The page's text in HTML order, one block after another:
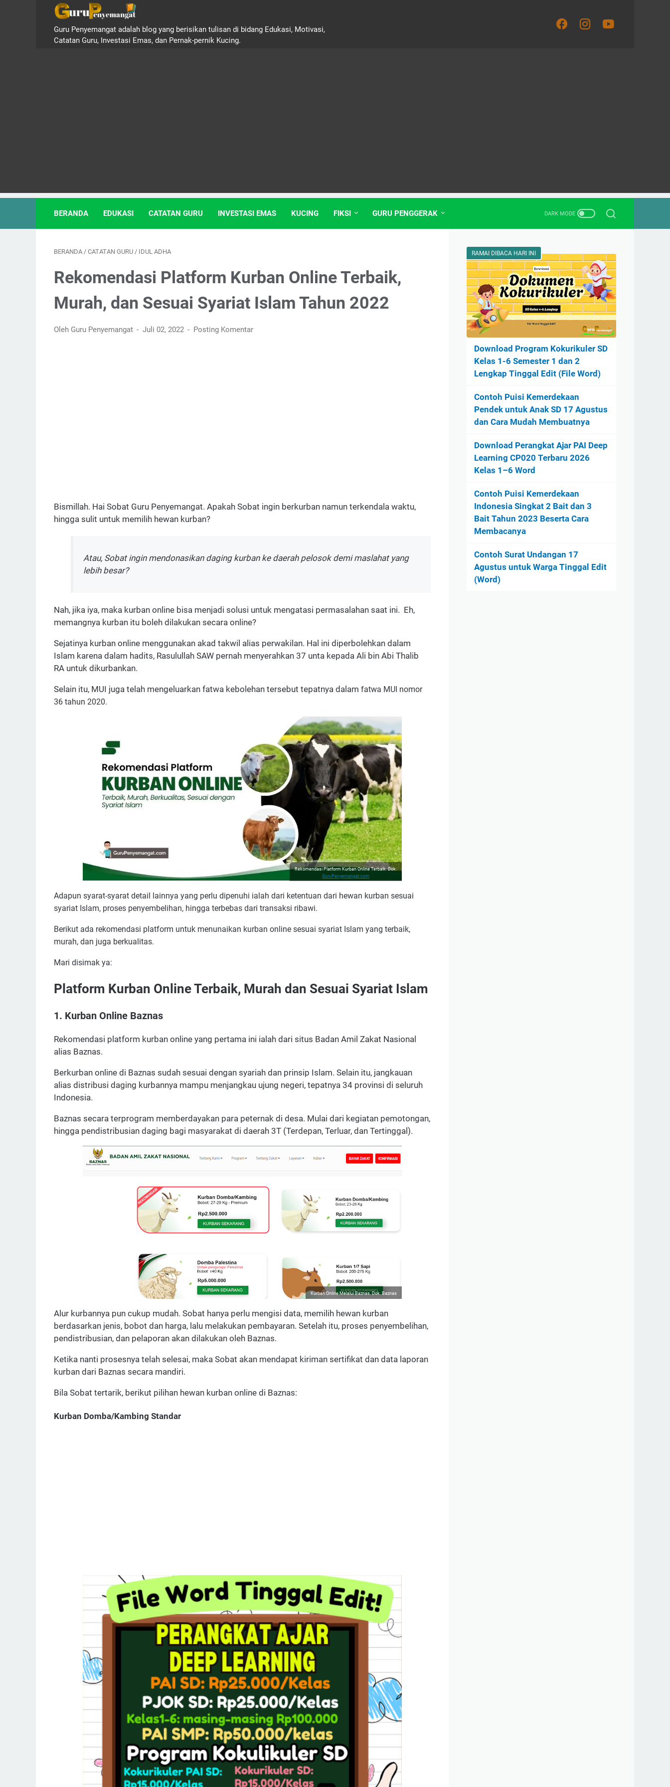
Guru Penyemangat adalah blog yang berisikan tulisan di bidang Edukasi, Motivasi,
Catatan Guru, Investasi Emas, dan Pernak-pernik Kucing.
BERANDA EDUKASI CATATAN GURU INVESTASI EMAS KUCING FIKSI GURU PENGGERAK
BERANDA / CATATAN GURU / IDUL ADHA
Rekomendasi Platform Kurban Online Terbaik,
Murah, dan Sesuai Syariat Islam Tahun 2022
Oleh Guru Penyemangat Juli 02, 2022 Posting Komentar
Bismillah. Hai Sobat Guru Penyemangat. Apakah Sobat ingin berkurban namun terkendala waktu,
hingga sulit untuk memilih hewan kurban?
Atau, Sobat ingin mendonasikan daging kurban ke daerah pelosok demi maslahat yang
lebih besar?
Nah, jika iya, maka kurban online bisa menjadi solusi untuk mengatasi permasalahan saat ini. Eh,
memangnya kurban itu boleh dilakukan secara online?
Sejatinya kurban online menggunakan akad takwil alias perwakilan. Hal ini diperbolehkan dalam
Islam karena dalam hadits, Rasulullah SAW pernah menyerahkan 37 unta kepada Ali bin Abi Thalib
RA untuk dikurbankan.
Selain itu, MUI juga telah mengeluarkan fatwa kebolehan tersebut tepatnya dalam fatwa MUI nomor
36 tahun 2020.
Rekomendasi Platform Kurban Online Terbaik. Dok.
GuruPenyemangat.com
Adapun syarat-syarat detail lainnya yang perlu dipenuhi ialah dari ketentuan dari hewan kurban sesuai
syariat Islam, proses penyembelihan, hingga terbebas dari transaksi ribawi.
Berikut ada rekomendasi platform untuk menunaikan kurban online sesuai syariat Islam yang terbaik,
murah, dan juga berkualitas.
Mari disimak ya:
Platform Kurban Online Terbaik, Murah dan Sesuai Syariat Islam
1. Kurban Online Baznas
Rekomendasi platform kurban online yang pertama ini ialah dari situs Badan Amil Zakat Nasional
alias Baznas.
Berkurban online di Baznas sudah sesuai dengan syariah dan prinsip Islam. Selain itu, jangkauan
alias distribusi daging kurbannya mampu menjangkau ujung negeri, tepatnya 34 provinsi di seluruh
Indonesia.
Baznas secara terprogram memberdayakan para peternak di desa. Mulai dari kegiatan pemotongan,
hingga pendistribusian daging bagi masyarakat di daerah 3T (Terdepan, Terluar, dan Tertinggal).
Kurban Online Melalui Baznas. Dok. Baznas
Alur kurbannya pun cukup mudah. Sobat hanya perlu mengisi data, memilih hewan kurban
berdasarkan jenis, bobot dan harga, lalu melakukan pembayaran. Setelah itu, proses penyembelihan,
pendistribusian, dan pelaporan akan dilakukan oleh Baznas.
Ketika nanti prosesnya telah selesai, maka Sobat akan mendapat kiriman sertifikat dan data laporan
kurban dari Baznas secara mandiri.
Bila Sobat tertarik, berikut pilihan hewan kurban online di Baznas:
Kurban Domba/Kambing Standar
RAMAI DIBACA HARI INI
Download Program Kokurikuler SD
Kelas 1-6 Semester 1 dan 2
Lengkap Tinggal Edit (File Word)
Contoh Puisi Kemerdekaan
Pendek untuk Anak SD 17 Agustus
dan Cara Mudah Membuatnya
Download Perangkat Ajar PAI Deep
Learning CP020 Terbaru 2026
Kelas 1–6 Word
Contoh Puisi Kemerdekaan
Indonesia Singkat 2 Bait dan 3
Bait Tahun 2023 Beserta Cara
Membacanya
Contoh Surat Undangan 17
Agustus untuk Warga Tinggal Edit
(Word)